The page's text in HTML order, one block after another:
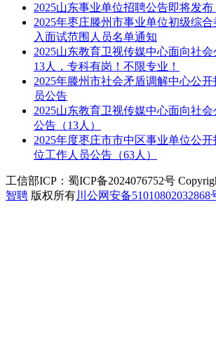
2025山东事业单位招聘公告即将发
2025年枣庄滕州市事业单位初级综
入面试范围人员名单通知
2025山东教育卫视传媒中心面向社
13人，专科有岗！不限专业！
2025年滕州市社会矛盾调解中心公
员公告
2025山东教育卫视传媒中心面向社
公告（13人）
2025年度枣庄市市中区事业单位公
位工作人员公告（63人）
工信部ICP：蜀ICP备2024076752号
智聘 版权所有川公网安备51010802032868